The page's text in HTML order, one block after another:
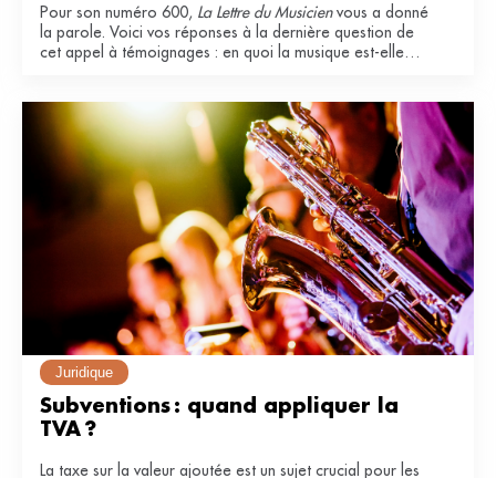
Pour son numéro 600, La Lettre du Musicienvous a donné
la parole. Voici vos réponses à la dernière question de
cet appel à témoignages : en quoi la musique est-elle
Juridique
Subventions : quand appliquer la
TVA ?
La taxe sur la valeur ajoutée est un sujet crucial pour les